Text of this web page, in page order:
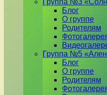
Группа №3
Блог
О группе
Родителям
Группа №5
Блог
О группе
Родителям